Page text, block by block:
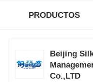
PRODUCTOS
Beijing
Co.,LTD